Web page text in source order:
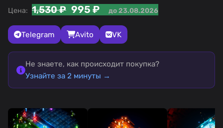
Цена: 1,530 ₽ 995 ₽ до 23.08.2026
Telegram Avito VK
Не знаете, как происходит покупка?
Узнайте за 2 минуты →